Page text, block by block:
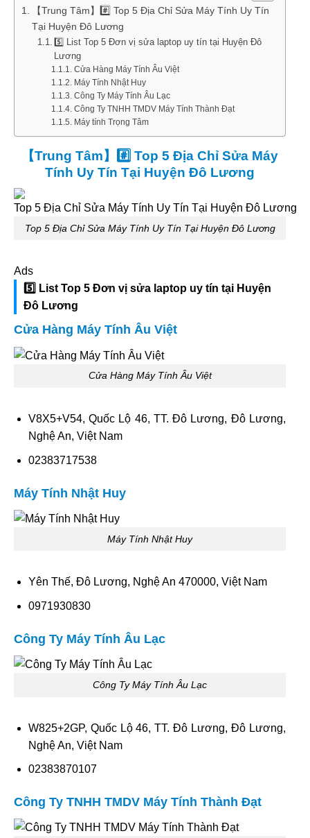
【Trung Tâm】#️⃣ Top 5 Địa Chỉ Sửa Máy Tính Uy Tín
Tại Huyện Đô Lương
5️⃣ List Top 5 Đơn vị sửa laptop uy tín tại Huyện Đô
Lương
Cửa Hàng Máy Tính Âu Việt
Máy Tính Nhật Huy
Công Ty Máy Tính Âu Lạc
Công Ty TNHH TMDV Máy Tính Thành Đạt
Máy tính Trọng Tâm
【Trung Tâm】#️⃣ Top 5 Địa Chỉ Sửa Máy
Tính Uy Tín Tại Huyện Đô Lương
Top 5 Địa Chỉ Sửa Máy Tính Uy Tín Tại Huyện Đô Lương
Ads
5️⃣ List Top 5 Đơn vị sửa laptop uy tín tại Huyện
Đô Lương
Cửa Hàng Máy Tính Âu Việt
Cửa Hàng Máy Tính Âu Việt
V8X5+V54, Quốc Lộ 46, TT. Đô Lương, Đô Lương,
Nghệ An, Việt Nam
02383717538
Máy Tính Nhật Huy
Máy Tính Nhật Huy
Yên Thế, Đô Lương, Nghệ An 470000, Việt Nam
0971930830
Công Ty Máy Tính Âu Lạc
Công Ty Máy Tính Âu Lạc
W825+2GP, Quốc Lộ 46, TT. Đô Lương, Đô Lương,
Nghệ An, Việt Nam
02383870107
Công Ty TNHH TMDV Máy Tính Thành Đạt